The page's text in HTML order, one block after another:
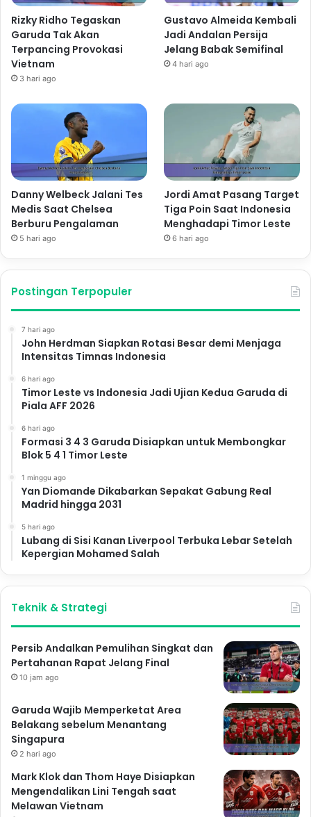
Rizky Ridho Tegaskan
Garuda Tak Akan
Terpancing Provokasi
Vietnam
3 hari ago
Gustavo Almeida Kembali
Jadi Andalan Persija
Jelang Babak Semifinal
4 hari ago
Danny Welbeck Jalani Tes
Medis Saat Chelsea
Berburu Pengalaman
5 hari ago
Jordi Amat Pasang Target
Tiga Poin Saat Indonesia
Menghadapi Timor Leste
6 hari ago
Postingan Terpopuler
7 hari ago
John Herdman Siapkan Rotasi Besar demi Menjaga
Intensitas Timnas Indonesia
6 hari ago
Timor Leste vs Indonesia Jadi Ujian Kedua Garuda di
Piala AFF 2026
6 hari ago
Formasi 3 4 3 Garuda Disiapkan untuk Membongkar
Blok 5 4 1 Timor Leste
1 minggu ago
Yan Diomande Dikabarkan Sepakat Gabung Real
Madrid hingga 2031
5 hari ago
Lubang di Sisi Kanan Liverpool Terbuka Lebar Setelah
Kepergian Mohamed Salah
Teknik & Strategi
Persib Andalkan Pemulihan Singkat dan
Pertahanan Rapat Jelang Final
10 jam ago
Garuda Wajib Memperketat Area
Belakang sebelum Menantang
Singapura
2 hari ago
Mark Klok dan Thom Haye Disiapkan
Mengendalikan Lini Tengah saat
Melawan Vietnam